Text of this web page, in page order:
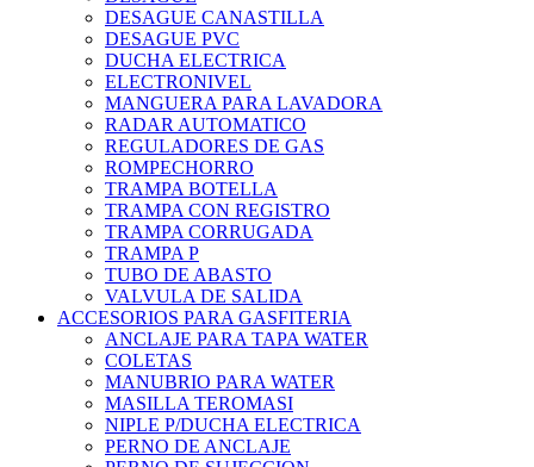
DESAGUE CANASTILLA
DESAGUE PVC
DUCHA ELECTRICA
ELECTRONIVEL
MANGUERA PARA LAVADORA
RADAR AUTOMATICO
REGULADORES DE GAS
ROMPECHORRO
TRAMPA BOTELLA
TRAMPA CON REGISTRO
TRAMPA CORRUGADA
TRAMPA P
TUBO DE ABASTO
VALVULA DE SALIDA
ACCESORIOS PARA GASFITERIA
ANCLAJE PARA TAPA WATER
COLETAS
MANUBRIO PARA WATER
MASILLA TEROMASI
NIPLE P/DUCHA ELECTRICA
PERNO DE ANCLAJE